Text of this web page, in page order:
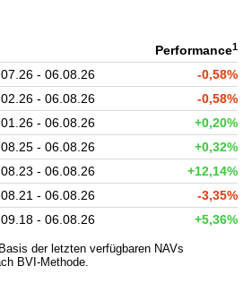
Performance1
- 06.08.26
-0,58%
- 06.08.26
-0,58%
- 06.08.26
+0,20%
- 06.08.26
+0,32%
- 06.08.26
+12,14%
- 06.08.26
-3,35%
- 06.08.26 +5,36%
der letzten verfügbaren NAVs
BVI-Methode.